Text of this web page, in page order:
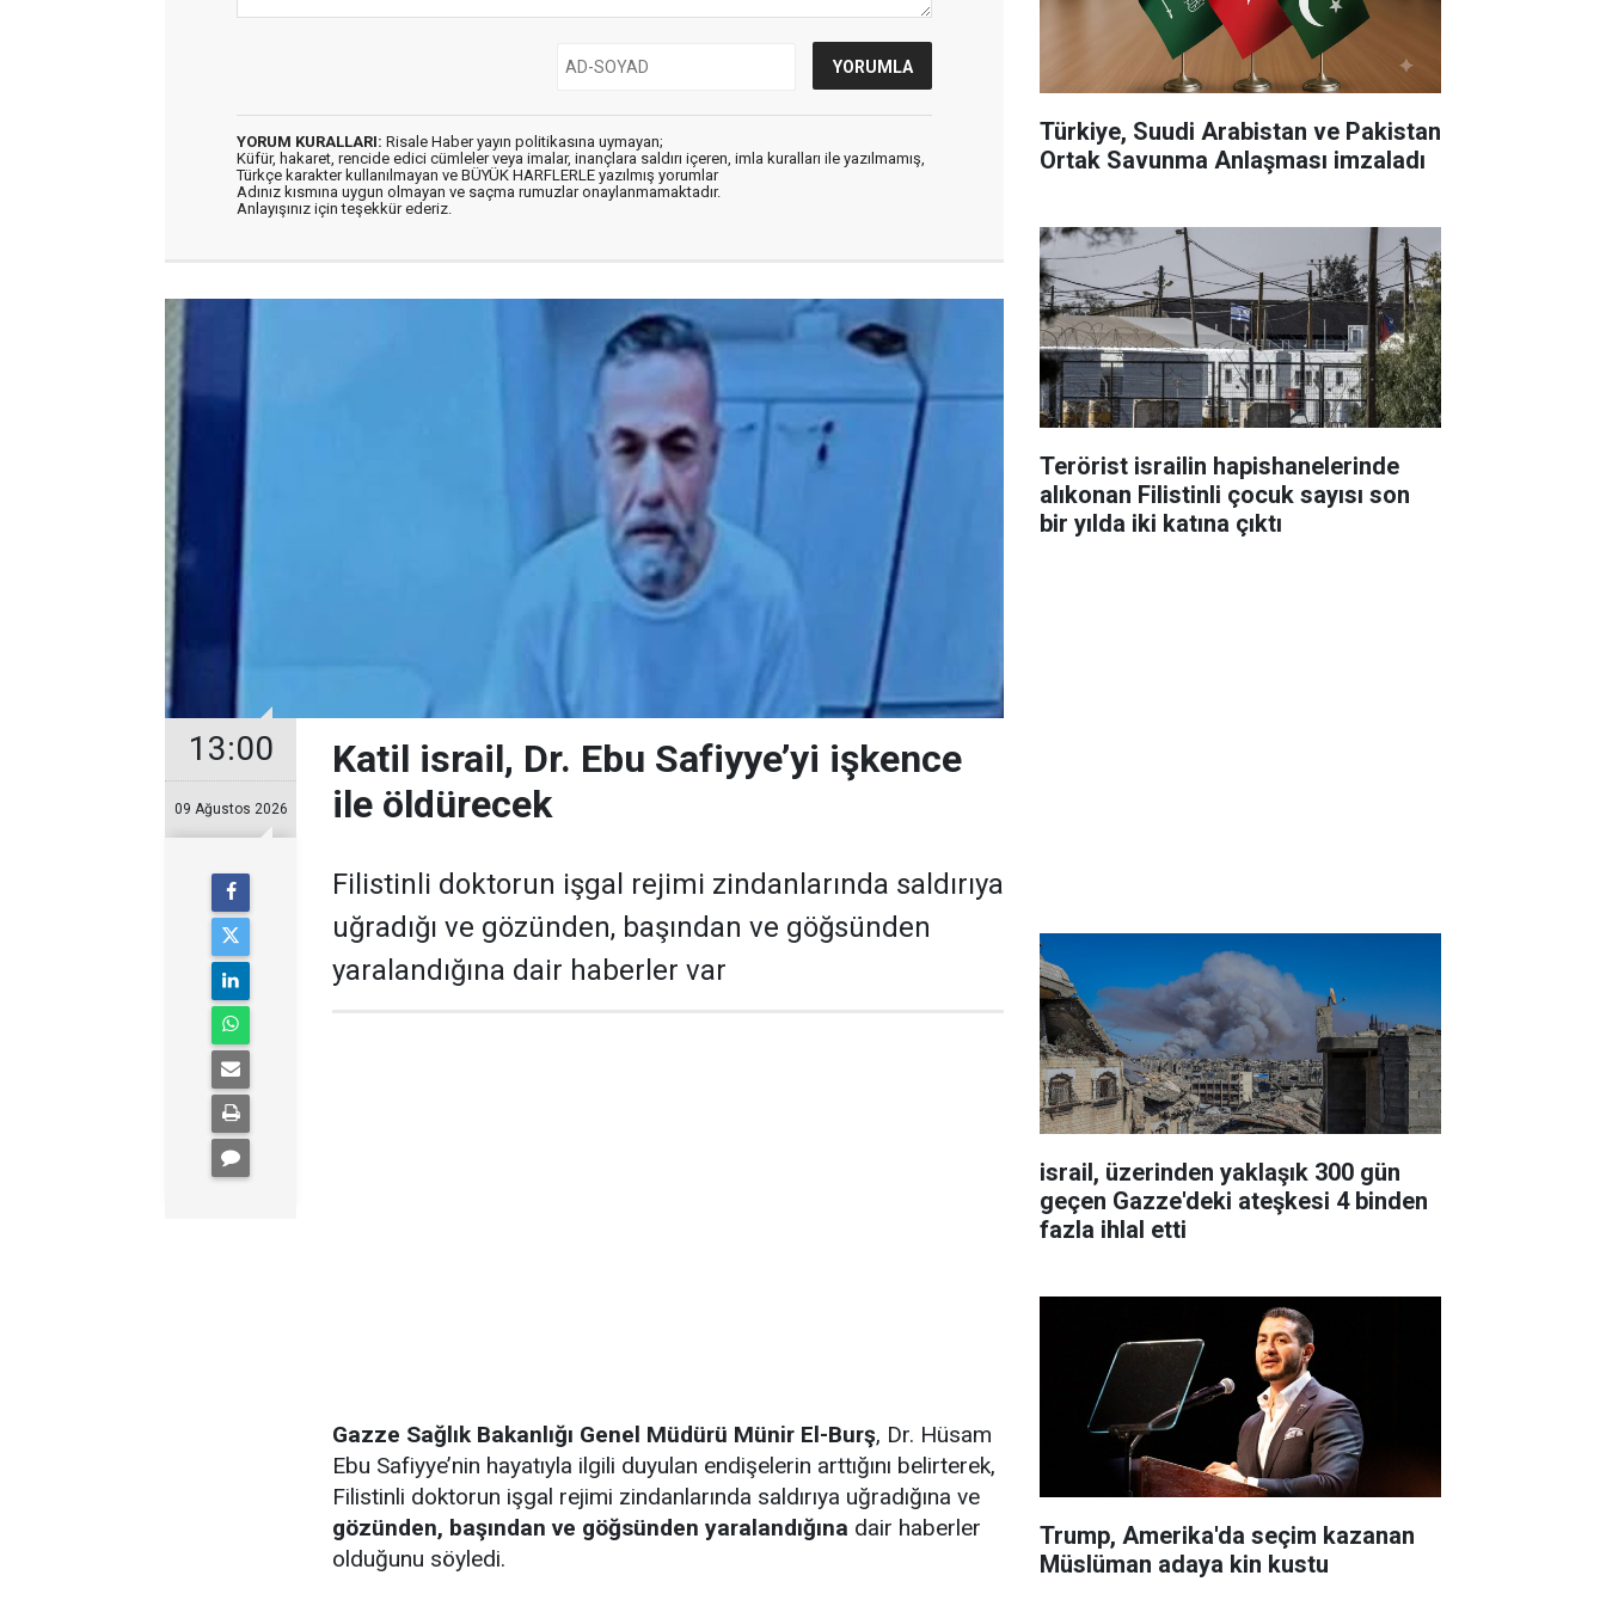
YORUM KURALLARI: Risale Haber yayın politikasına uymayan;
Küfür, hakaret, rencide edici cümleler veya imalar, inançlara saldırı içeren, imla kuralları ile yazılmamış,
Türkçe karakter kullanılmayan ve BÜYÜK HARFLERLE yazılmış yorumlar
Adınız kısmına uygun olmayan ve saçma rumuzlar onaylanmamaktadır.
Anlayışınız için teşekkür ederiz.
13:00
09 Ağustos 2026
Katil israil, Dr. Ebu Safiyye’yi işkence
ile öldürecek
Filistinli doktorun işgal rejimi zindanlarında saldırıya
uğradığı ve gözünden, başından ve göğsünden
yaralandığına dair haberler var
Gazze Sağlık Bakanlığı Genel Müdürü Münir El-Burş, Dr. Hüsam
Ebu Safiyye’nin hayatıyla ilgili duyulan endişelerin arttığını belirterek,
Filistinli doktorun işgal rejimi zindanlarında saldırıya uğradığına ve
gözünden, başından ve göğsünden yaralandığına dair haberler
olduğunu söyledi.
Türkiye, Suudi Arabistan ve Pakistan
Ortak Savunma Anlaşması imzaladı
Terörist israilin hapishanelerinde
alıkonan Filistinli çocuk sayısı son
bir yılda iki katına çıktı
israil, üzerinden yaklaşık 300 gün
geçen Gazze'deki ateşkesi 4 binden
fazla ihlal etti
Trump, Amerika'da seçim kazanan
Müslüman adaya kin kustu